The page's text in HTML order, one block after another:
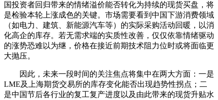
国投资者回归带来的情绪溢价能否转化为持续的现货买盘，将
是检验本轮上涨成色的关键。市场需要看到中国下游消费领域
（如电力、建筑、新能源汽车等）的实际采购活动回暖，以消
化高企的库存。若无需求端的实质性改善，仅仅依靠情绪驱动
的涨势恐难以为继，价格在接近前期技术阻力位时或将面临更
大抛压。
因此，未来一段时间的关注焦点将集中在两大方面：一是
LME及上海期货交易所的库存变化能否出现趋势性拐点；二
是中国节后各行业的复工复产进度以及由此带来的现货升贴水